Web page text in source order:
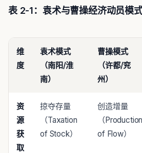
表 2-1：袁术与曹操经济动员模
维
度
袁术模式
（南阳/淮
南）
曹操模式
（许都/兖
州）
资
源
获
取
掠夺存量
（Taxation
of Stock）
创造增量
（Production
of Flow）